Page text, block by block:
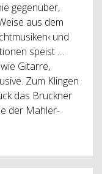
gegenüber,
aus dem
und
speist …
Gitarre,
Zum Klingen
das Bruckner
der Mahler-